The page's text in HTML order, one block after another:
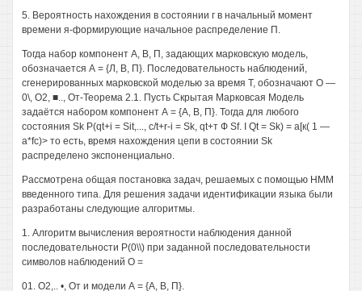
5. Вероятность нахождения в состоянии г в начальный момент
времени я-формирующие начальное распределение П.
Тогда набор компонент А, В, П, задающих марковскую модель,
обозначается А = {Л, В, П}. Последовательность наблюдений,
сгенерированных марковской моделью за время Т, обозначают О —
0\, О2, ■.., От-Теорема 2.1. Пусть Скрытая Марковсая Модель
задаётся набором компонент А = {А, В, П}. Тогда для любого
состояния Sk P(qt+i = Sit,..., c/t+r-i = Sk, qt+т Ф Sf. I Qt = Sk) = а[к( 1 —
a*fc)> то есть, время нахождения цепи в состоянии Sk
распределено экспоненциально.
Рассмотрена общая постановка задач, решаемых с помощью НММ
введенного типа. Для решения задачи идентификации языка были
разработаны следующие алгоритмы.
1. Алгоритм вычисления вероятности наблюдения данной
последовательности Р(0\\) при заданной последовательности
символов наблюдений О =
01. О2,.. •, От и модели А = {А, В, П}.